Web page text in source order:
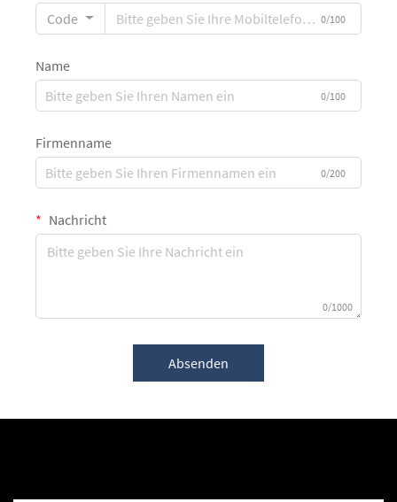
Code
0/100
Name
0/100
Firmenname
0/200
Nachricht
0/1000
Absenden